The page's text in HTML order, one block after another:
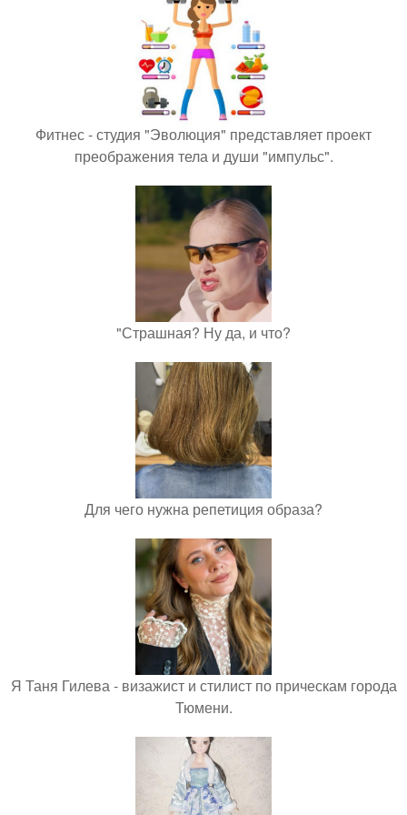
Фитнес - студия "Эволюция" представляет проект
преображения тела и души "импульс".
"Страшная? Ну да, и что?
Для чего нужна репетиция образа?
Я Таня Гилева - визажист и стилист по прическам города
Тюмени.